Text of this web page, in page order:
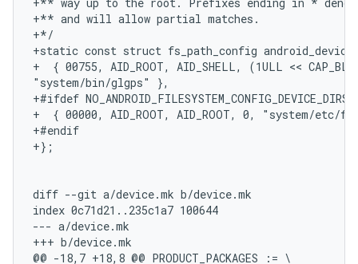
+** and will allow partial matches.
+*/
+static const struct fs_path_config
+  { 00755, AID_ROOT, AID_SHELL, (1ULL <<
"system/bin/glgps" },
+#ifdef NO_ANDROID_FILESYSTEM_CONFIG_DEVICE_DIRS
+  { 00000, AID_ROOT, AID_ROOT, 0, "system/etc/
+#endif
+};
diff --git a/device.mk b/device.mk
index 0c71d21..235c1a7 100644
--- a/device.mk
+++ b/device.mk
@@ -18,7 +18,8 @@ PRODUCT_PACKAGES := \